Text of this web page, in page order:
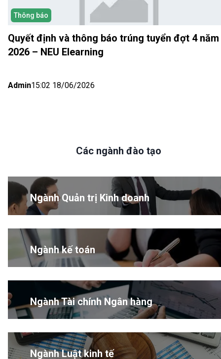
Thông báo
Quyết định và thông báo trúng tuyển đợt 4 năm
2026 – NEU Elearning
Admin15:02 18/06/2026
Các ngành đào tạo
Ngành Quản trị Kinh doanh
Ngành kế toán
Ngành Tài chính Ngân hàng
Ngành Luật kinh tế